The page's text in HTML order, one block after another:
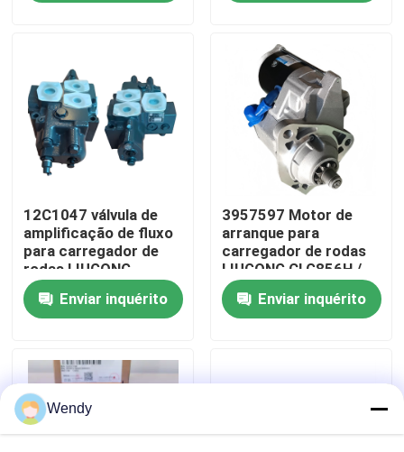
Sobre nós
Excursão da fábrica
Controle da qualidade
Contacte-nos
Casos
12C1047 válvula de
amplificação de fluxo
para carregador de
rodas LIUGONG
CLG855 / CLG855N
CLG856 / CLG856H
CLG835 / CLG836
Enviar inquérito
3957597 Motor de
arranque para
carregador de rodas
LIUGONG CLG856H /
870H / 888 / 899
Excavadora 925D /
930D / 936D Motor
Enviar inquérito
Wendy